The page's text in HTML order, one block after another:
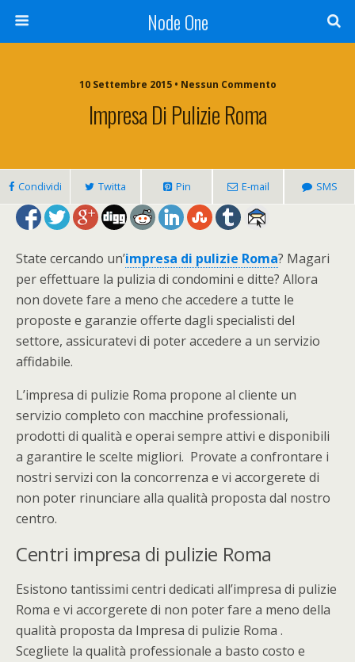
Node One
10 Settembre 2015 • Nessun Commento
Impresa Di Pulizie Roma
Condividi Twitta Pin E-mail SMS
State cercando un’impresa di pulizie Roma? Magari
per effettuare la pulizia di condomini e ditte? Allora
non dovete fare a meno che accedere a tutte le
proposte e garanzie offerte dagli specialisti del
settore, assicuratevi di poter accedere a un servizio
affidabile.
L’impresa di pulizie Roma propone al cliente un
servizio completo con macchine professionali,
prodotti di qualità e operai sempre attivi e disponibili
a garantire le scelte migliori. Provate a confrontare i
nostri servizi con la concorrenza e vi accorgerete di
non poter rinunciare alla qualità proposta dal nostro
centro.
Centri impresa di pulizie Roma
Esistono tantissimi centri dedicati all’impresa di pulizie
Roma e vi accorgerete di non poter fare a meno della
qualità proposta da Impresa di pulizie Roma .
Scegliete la qualità professionale a basto costo e